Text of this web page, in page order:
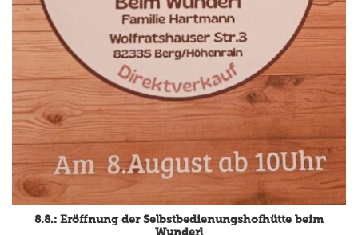
15.8.: Grillfeier der Lüßbacher Blasmusik
mehr Info